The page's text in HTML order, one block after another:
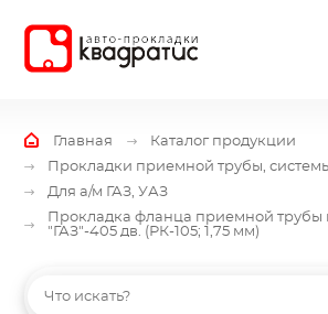
Главная
Каталог продукции
Прокладки приемной трубы,
Для а/м ГАЗ, УАЗ
Прокладка фланца приемной трубы
"ГАЗ"-405 дв. (РК-105; 1,75 мм)